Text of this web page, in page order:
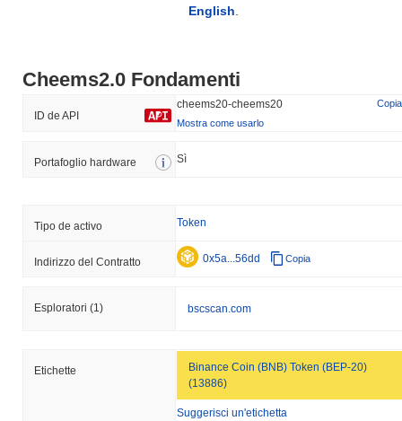
English.
Cheems2.0 Fondamenti
ID de API
cheems20-cheems20
Copia
Mostra come usarlo
Portafoglio hardware Sì
Tipo de activo Token
Indirizzo del Contratto 0x5a...56dd Copia
Esploratori (1) bscscan.com
Etichette
Binance Coin (BNB) Token (BEP-20)
(13886)
Suggerisci un'etichetta